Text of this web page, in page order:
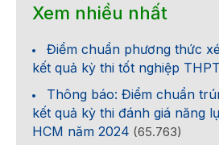
Xem nhiều nhất
Điểm chuẩn phương thức
kết quả kỳ thi tốt nghiệp
Thông báo: Điểm chuẩn
kết quả kỳ thi đánh giá năng
HCM năm 2024 (65.763)